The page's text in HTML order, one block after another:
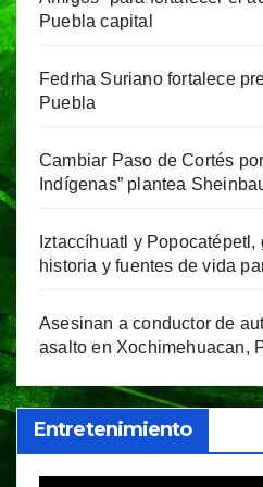
Puebla capital
Fedrha Suriano fortalece
Puebla
Cambiar Paso de Cortés
Indígenas” plantea
Iztaccíhuatl y
historia y fuentes de vida
Asesinan a conductor de
asalto en Xochimehuacan,
Entretenimiento